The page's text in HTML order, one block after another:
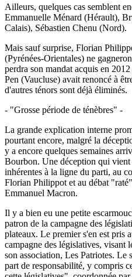
Ailleurs, quelques cas semblent
Emmanuelle Ménard (Hérault),
Calais), Sébastien Chenu (Nord).
Mais sauf surprise, Florian
(Pyrénées-Orientales) ne
perdra son mandat acquis en
Pen (Vaucluse) avait renoncé à
d'autres ténors sont déjà éliminés.
- "Grosse période de ténèbres" -
La grande explication interne
pourtant encore, malgré la
y a encore quelques semaines
Bourbon. Une déception qui vient
inhérentes à la ligne du parti, au
Florian Philippot et au débat
Emmanuel Macron.
Il y a bien eu une petite
patron de la campagne des
plateaux. Le premier s'en est pris
campagne des législatives, visant
son association, Les Patriotes. Le
part de responsabilité, y compris